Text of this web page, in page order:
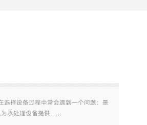
择设备过程中常会遇到一个问题：景
为水处理设备提供……